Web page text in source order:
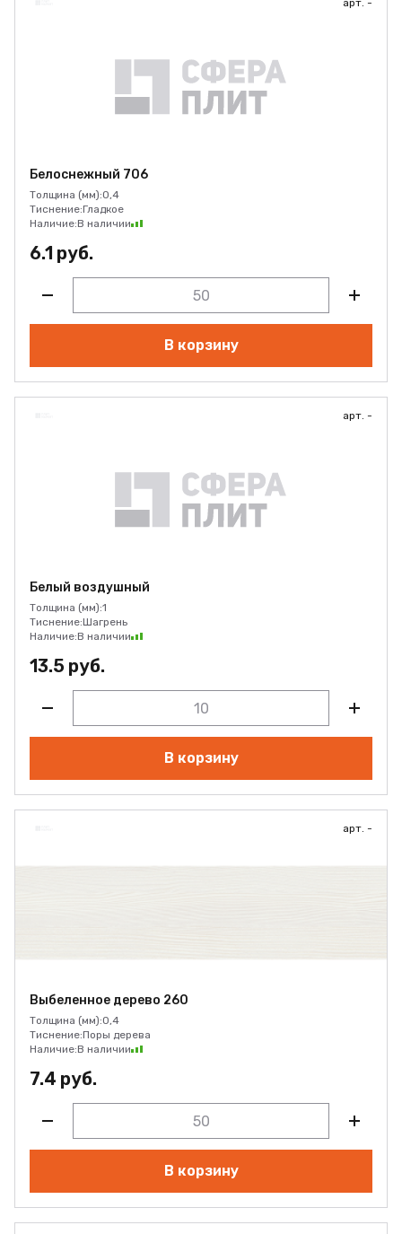
арт. -
Белоснежный 706
Толщина (мм):0,4
Тиснение:Гладкое
Наличие:В наличии
6.1 руб.
В корзину
арт. -
Белый воздушный
Толщина (мм):1
Тиснение:Шагрень
Наличие:В наличии
13.5 руб.
В корзину
арт. -
Выбеленное дерево 260
Толщина (мм):0,4
Тиснение:Поры дерева
Наличие:В наличии
7.4 руб.
В корзину